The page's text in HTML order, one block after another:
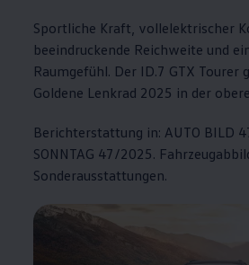
Sportliche Kraft, vollelektrischer
beeindruckende Reichweite und
Raumgefühl. Der ID.7 GTX Tourer
Goldene Lenkrad 2025 in der
Berichterstattung in: AUTO BILD
SONNTAG 47/2025.
Sonderausstattungen.